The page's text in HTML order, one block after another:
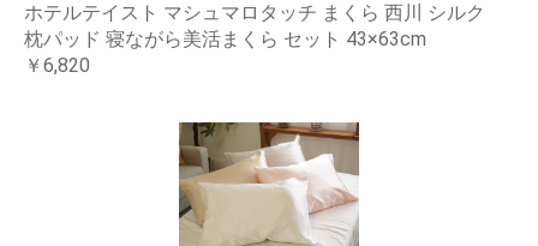
ホテルテイスト マシュマロタッチ まくら 西川 シルク
枕パッド 寝ながら美活まくら セット 43×63cm
￥6,820